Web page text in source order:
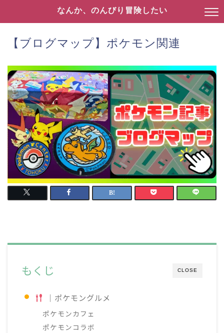
なんか、のんびり冒険したい
【ブログマップ】ポケモン関連
CLOSE
もくじ
｜ポケモングルメ
ポケモンカフェ
ポケモンコラボ